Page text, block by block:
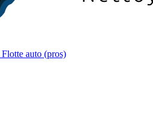
Flotte auto (pros)